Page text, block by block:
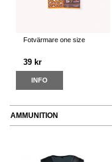
Fotvärmare one size
39 kr
INFO
AMMUNITION